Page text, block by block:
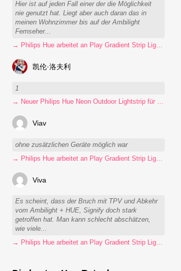
Hier ist auf jeden Fall einer der die Möglichkeit
nie genutzt hat. Liegt aber auch daran das in
meinen Wohnzimmer bis auf der Ambilight
Fernseher...
→ Philips Hue arbeitet an Play Gradient Strip Light Pro
凯伦·洛夫利
1
→ Neuer Philips Hue Neon Outdoor Lightstrip für 130 Euro
Viav
ohne zusätzlichen Geräte möglich war
Viva
Es scheint, dass der Bruch mit TPV und Abkehr
vom Ambilight + HUE, Signify doch stark
getroffen hat. Man kann schlecht abschätzen,
wie viele...
→ Philips Hue arbeitet an Play Gradient Strip Light Pro